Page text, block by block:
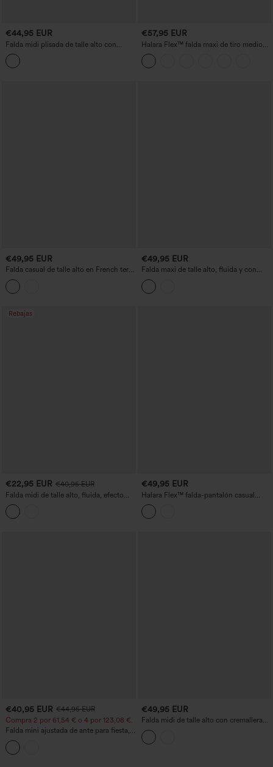
€44,95 EUR
Falda midi plisada de talle alto con
acabado metalizado, estilo casual
€57,95 EUR
Halara Flex™ falda maxi de tiro medio
con bolsillos, corte recto y denim
lavado, estilo casual
€49,95 EUR
Falda casual de talle alto en French terry
con estampado denim y bolsillos
€49,95 EUR
Falda maxi de talle alto, fluida y con
volantes, con bajo asimétrico (high-low)
Rebajas
€22,95 EUR €40,95 EUR
Falda midi de talle alto, fluida, efecto
denim, corte evasé, con bolsillos
€49,95 EUR
Halara Flex™ falda-pantalón casual
micro en denim de talle alto con
bolsillos
€40,95 EUR €44,95 EUR
Compra 2 por 61,54 € o 4 por 123,08 €.
Falda mini ajustada de ante para fiesta,
cintura alta cruzada 2 en 1 con
dobladillo de flecos - longitud más larga
€49,95 EUR
Falda midi de talle alto con cremallera
invisible, encaje a contraste y chiffon
fluido, ideal para fiestas.